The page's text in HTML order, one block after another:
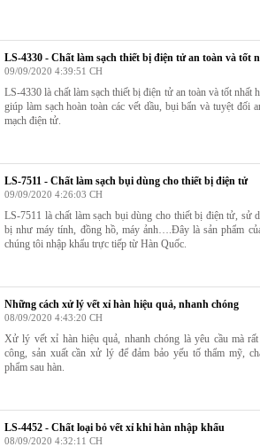
LS-4330 - Chất làm sạch thiết bị điện tử an toàn và tốt
09/09/2020 4:39:51 CH
LS-4330 là chất làm sạch thiết bị điện tử an toàn và tốt nhất
giúp làm sạch hoàn toàn các vết dầu, bụi bẩn và tuyệt đối
mạch điện tử.
LS-7511 - Chất làm sạch bụi dùng cho thiết bị điện tử
09/09/2020 4:26:03 CH
LS-7511 là chất làm sạch bụi dùng cho thiết bị điện tử, sử
bị như máy tính, đồng hồ, máy ảnh….Đây là sản phẩm
chúng tôi nhập khẩu trực tiếp từ Hàn Quốc.
Những cách xử lý vết xỉ hàn hiệu quả, nhanh chóng
08/09/2020 4:43:20 CH
Xử lý vết xỉ hàn hiệu quả, nhanh chóng là yêu cầu mà
công, sản xuất cần xử lý để đảm bảo yếu tố thẩm mỹ,
phẩm sau hàn.
LS-4452 - Chất loại bỏ vết xỉ khi hàn nhập khẩu
08/09/2020 4:32:11 CH